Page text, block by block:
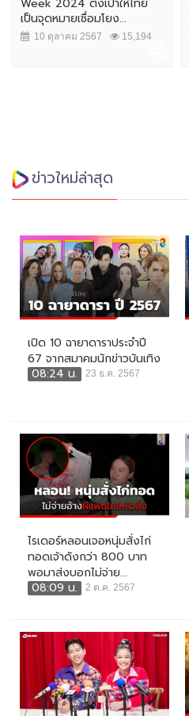
Week 2024 ตั้งเป้าให้ไทย
เป็นจุดหมายเชื่อมโยง...
10 ตุลาคม 2567 15,194
ข่าวใหม่ล่าสุด
เปิด 10 ฉายาดาราประจำปี
67 จากสมาคมนักข่าวบันเทิง
08:24 น.
23 ธ.ค. 2567
ไรเดอร์หลอนเจอหนุ่มสั่งไก่
ทอดเจ้าดังกว่า 800 บาท
พอมาส่งบอกไม่จ่าย...
08:09 น.
2 ต.ค. 2567